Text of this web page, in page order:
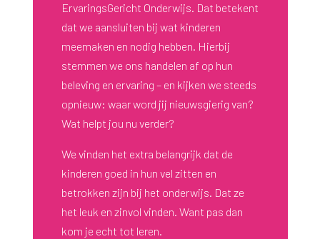
ErvaringsGericht Onderwijs. Dat betekent
dat we aansluiten bij wat kinderen
meemaken en nodig hebben. Hierbij
stemmen we ons handelen af op hun
beleving en ervaring – en kijken we steeds
opnieuw: waar word jij nieuwsgierig van?
Wat helpt jou nu verder?
We vinden het extra belangrijk dat de
kinderen goed in hun vel zitten en
betrokken zijn bij het onderwijs. Dat ze
het leuk en zinvol vinden. Want pas dan
kom je echt tot leren.